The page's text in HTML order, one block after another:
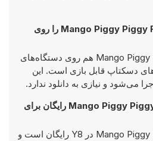
آیا میتوان Mango Piggy Piggy Farm Harvest را روی
بله، Mango Piggy Piggy Farm Harvest هم روی دستگاه‌های
دسکتاپ قابل بازی است. این
می‌شود و نیازی به دانلود ندارد.
آیا بازی Mango Piggy Piggy Farm Harvest رایگان برای
بله، Mango Piggy Piggy Farm Harvest در Y8 رایگان است و